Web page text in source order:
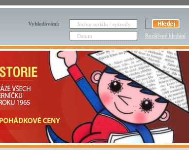
Vyhledávání:
Rozšířené hledání